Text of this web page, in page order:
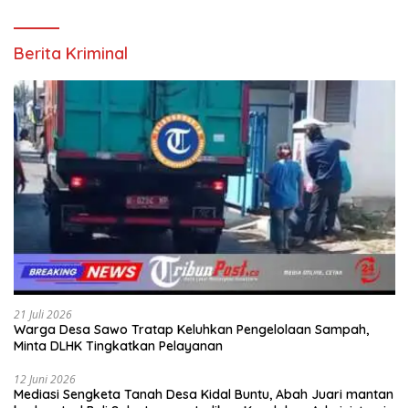
Berita Kriminal
21 Juli 2026
Warga Desa Sawo Tratap Keluhkan Pengelolaan Sampah,
Minta DLHK Tingkatkan Pelayanan
12 Juni 2026
Mediasi Sengketa Tanah Desa Kidal Buntu, Abah Juari mantan